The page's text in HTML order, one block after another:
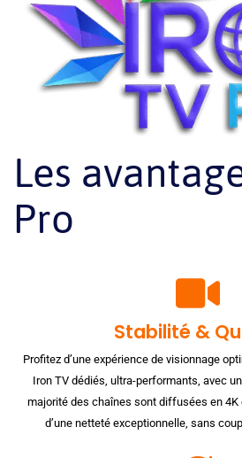
Les
Pro
Stabilité &
Profitez d’une expérience de visionnage
Iron TV dédiés, ultra-performants, avec
majorité des chaînes sont diffusées en 4K
d’une netteté exceptionnelle, sans